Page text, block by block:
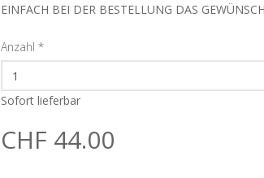
EINFACH BEI DER BESTELLUNG DAS
Anzahl *
Sofort lieferbar
CHF 44.00